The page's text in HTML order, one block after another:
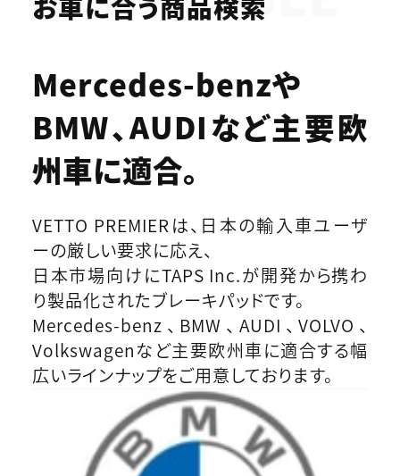
Mercedes-benzや
BMW、AUDIなど主要欧
州車に適合。
VETTO PREMIERは、日本の輸入車ユーザ
ーの厳しい要求に応え、
日本市場向けにTAPS Inc.が開発から携わ
り製品化されたブレーキパッドです。
Mercedes-benz、BMW、AUDI、VOLVO、
Volkswagenなど主要欧州車に適合する幅
広いラインナップをご用意しております。